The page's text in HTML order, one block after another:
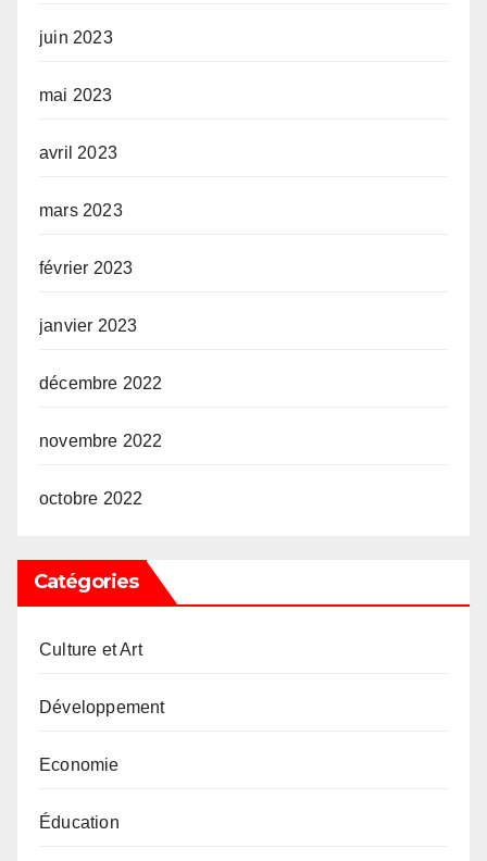
juin 2023
mai 2023
avril 2023
mars 2023
février 2023
janvier 2023
décembre 2022
novembre 2022
octobre 2022
Catégories
Culture et Art
Développement
Economie
Éducation